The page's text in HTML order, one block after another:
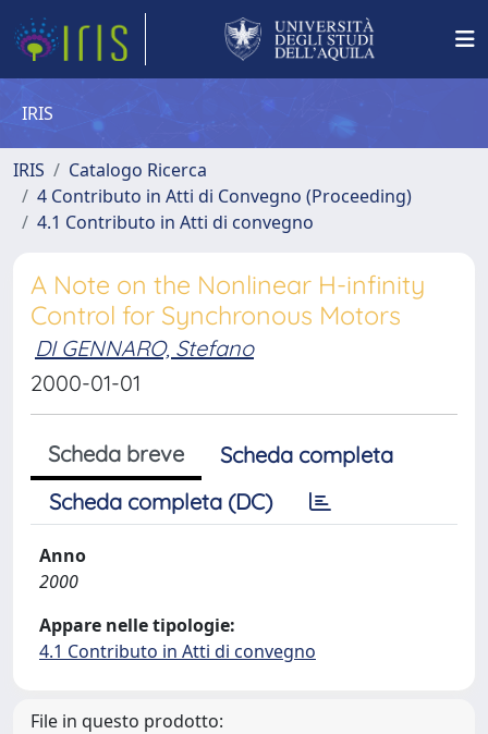
IRIS
IRIS
Catalogo Ricerca
4 Contributo in Atti di Convegno (Proceeding)
4.1 Contributo in Atti di convegno
A Note on the Nonlinear H-infinity
Control for Synchronous Motors
DI GENNARO, Stefano
2000-01-01
Scheda breve
Scheda completa
Scheda completa (DC)
Anno
2000
Appare nelle tipologie:
4.1 Contributo in Atti di convegno
File in questo prodotto: